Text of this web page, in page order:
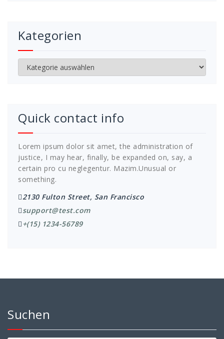
Kategorien
Kategorien
Quick contact info
Lorem ipsum dolor sit amet, the administration of
justice, I may hear, finally, be expanded on, say, a
certain pro cu neglegentur. Mazim.Unusual or
something.
2130 Fulton Street, San Francisco
support@test.com
+(15) 1234-56789
Suchen